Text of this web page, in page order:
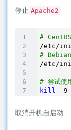
停止 Apache2
#
#
/etc/
# 尝试使
kill -9
取消开机自启动